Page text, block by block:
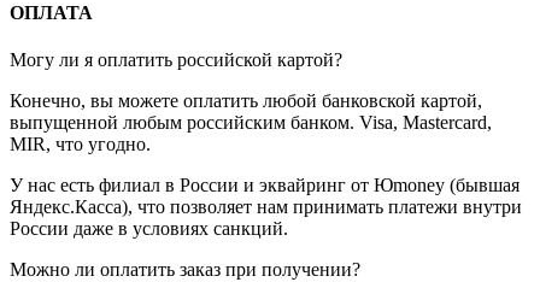
ОПЛАТА
Могу ли я оплатить российской картой?
Конечно, вы можете оплатить любой банковской картой,
выпущенной любым российским банком. Visa, Mastercard,
MIR, что угодно.
У нас есть филиал в России и эквайринг от Юmoney (бывшая
Яндекс.Касса), что позволяет нам принимать платежи внутри
России даже в условиях санкций.
Можно ли оплатить заказ при получении?